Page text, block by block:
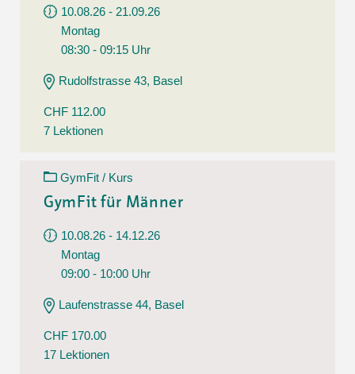
10.08.26 - 21.09.26
Montag
08:30 - 09:15 Uhr
Rudolfstrasse 43, Basel
CHF 112.00
7 Lektionen
GymFit / Kurs
GymFit für Männer
10.08.26 - 14.12.26
Montag
09:00 - 10:00 Uhr
Laufenstrasse 44, Basel
CHF 170.00
17 Lektionen